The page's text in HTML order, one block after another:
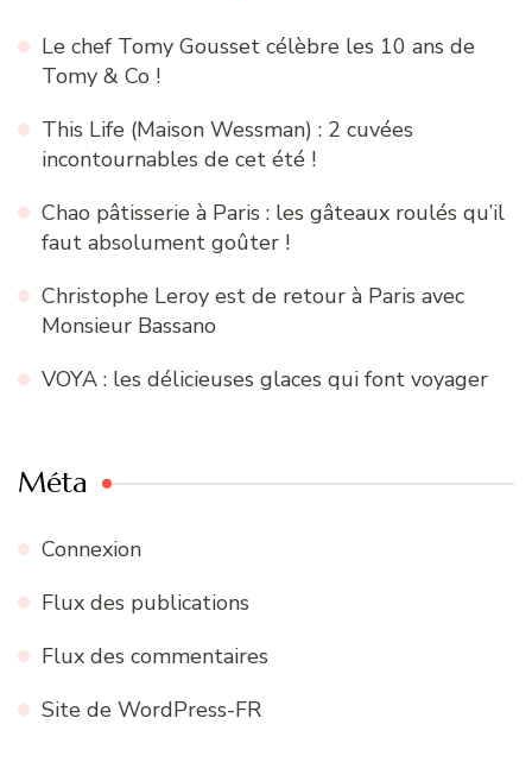
Le chef Tomy Gousset célèbre les 10 ans de
Tomy & Co !
This Life (Maison Wessman) : 2 cuvées
incontournables de cet été !
Chao pâtisserie à Paris : les gâteaux roulés qu’il
faut absolument goûter !
Christophe Leroy est de retour à Paris avec
Monsieur Bassano
VOYA : les délicieuses glaces qui font voyager
Méta
Connexion
Flux des publications
Flux des commentaires
Site de WordPress-FR